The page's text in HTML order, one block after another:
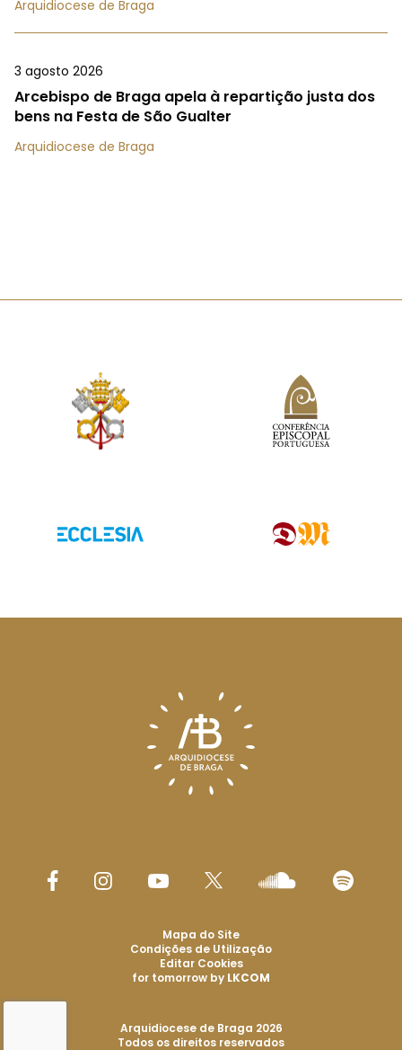
Arquidiocese de Braga
3 agosto 2026
Arcebispo de Braga apela à repartição justa dos
bens na Festa de São Gualter
Arquidiocese de Braga
Arquidiocese de Braga 2026
Todos os direitos reservados
Mapa do Site
Condições de Utilização
Editar Cookies
for tomorrow by LKCOM